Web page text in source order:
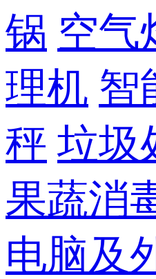
锅 空气
理机 智
秤 垃圾
果蔬消
电脑及